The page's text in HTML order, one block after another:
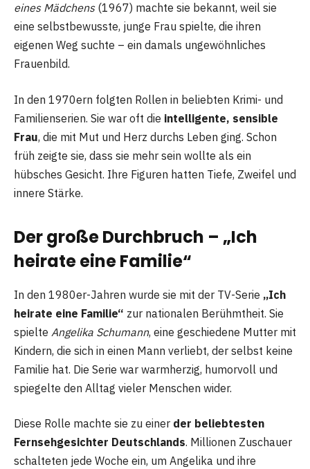
eines Mädchens(1967) machte sie bekannt, weil sie
eine selbstbewusste, junge Frau spielte, die ihren
eigenen Weg suchte – ein damals ungewöhnliches
Frauenbild.
In den 1970ern folgten Rollen in beliebten Krimi- und
Familienserien. Sie war oft die intelligente, sensible
Frau, die mit Mut und Herz durchs Leben ging. Schon
früh zeigte sie, dass sie mehr sein wollte als ein
hübsches Gesicht. Ihre Figuren hatten Tiefe, Zweifel und
innere Stärke.
Der große Durchbruch – „Ich
heirate eine Familie“
In den 1980er-Jahren wurde sie mit der TV-Serie „Ich
heirate eine Familie“ zur nationalen Berühmtheit. Sie
spielte Angelika Schumann, eine geschiedene Mutter mit
Kindern, die sich in einen Mann verliebt, der selbst keine
Familie hat. Die Serie war warmherzig, humorvoll und
spiegelte den Alltag vieler Menschen wider.
Diese Rolle machte sie zu einer der beliebtesten
Fernsehgesichter Deutschlands. Millionen Zuschauer
schalteten jede Woche ein, um Angelika und ihre